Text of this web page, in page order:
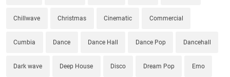
Chillwave Christmas Cinematic Commercial
Cumbia Dance Dance Hall Dance Pop Dancehall
Dark wave Deep House Disco Dream Pop Emo